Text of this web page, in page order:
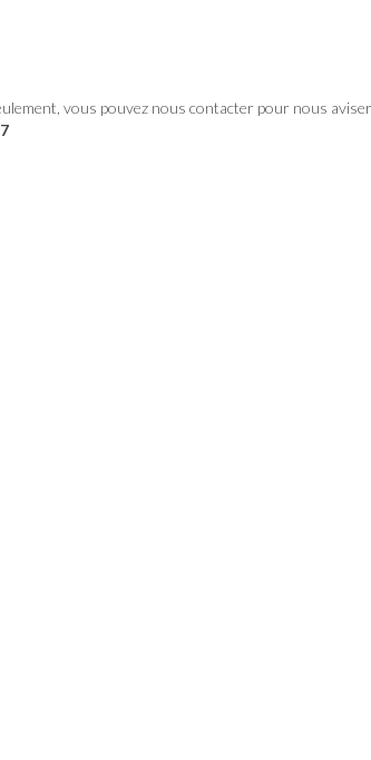
vous pouvez nous contacter pour nous